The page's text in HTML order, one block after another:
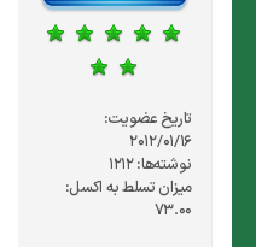
تاریخ عضویت:
2012/01/16
نوشته‌ها:1212
میزان تسلط به اکسل:
73.00